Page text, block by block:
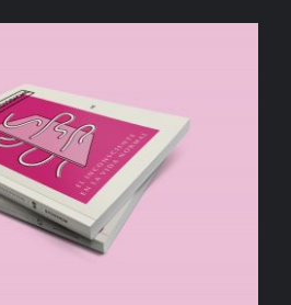
/ DETALLES